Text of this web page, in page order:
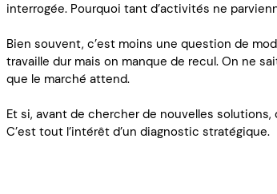
interrogée. Pourquoi tant d’activités ne
Bien souvent, c’est moins une question de
travaille dur mais on manque de recul. On ne
que le marché attend.
Et si, avant de chercher de nouvelles
C’est tout l’intérêt d’un diagnostic stratégique.